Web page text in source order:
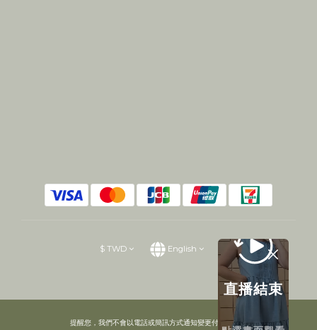
$ TWD English
提醒您，我們不會以電話或簡訊方式通知變更付款方式。
直播結束